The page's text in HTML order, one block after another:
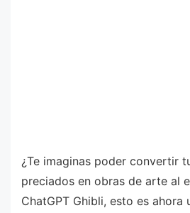
¿Te imaginas poder convertir
preciados en obras de arte al
ChatGPT Ghibli, esto es ahora